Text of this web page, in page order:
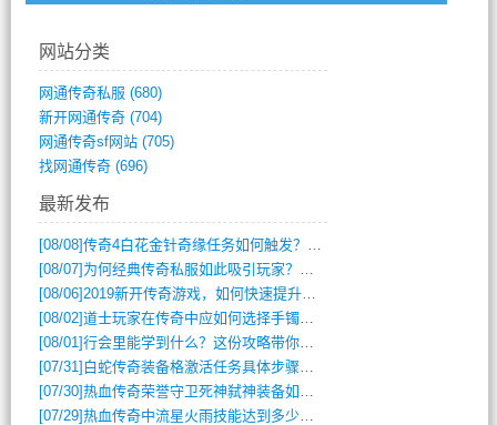
网站分类
网通传奇私服 (680)
新开网通传奇(704)
网通传奇sf网站(705)
找网通传奇(696)
最新发布
[08/08]传奇4白花金针奇缘任务如何触发？完整攻略解析
[08/07] 为何经典传奇私服如此吸引玩家？深度攻略解析
[08/06]2019新开传奇游戏，如何快速提升角色等级？
[08/02]道士玩家在传奇中应如何选择手镯装备？
[08/01]行会里能学到什么？这份攻略带你全掌握
[07/31] 白蛇传奇装备格激活任务具体步骤是什么？如何完成？
[07/30]热血传奇荣誉守卫死神弑神装备如何获取与佩戴攻略？
[07/29]热血传奇中流星火雨技能达到多少级可以开始练装备？